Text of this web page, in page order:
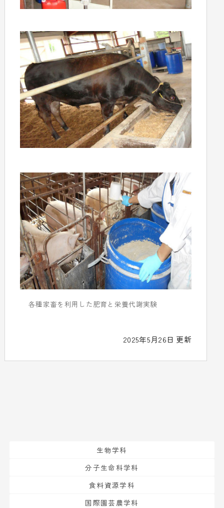
各種家畜を利用した肥育と栄養代謝実験
2025年5月26日 更新
生物学科
分子生命科学科
食料資源学科
国際園芸農学科